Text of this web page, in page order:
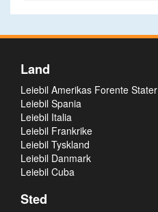
Land
Leiebil Amerikas Forente Stater
Leiebil Spania
Leiebil Italia
Leiebil Frankrike
Leiebil Tyskland
Leiebil Danmark
Leiebil Cuba
Sted